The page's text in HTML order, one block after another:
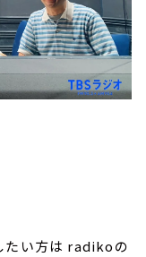
たい方は radikoの